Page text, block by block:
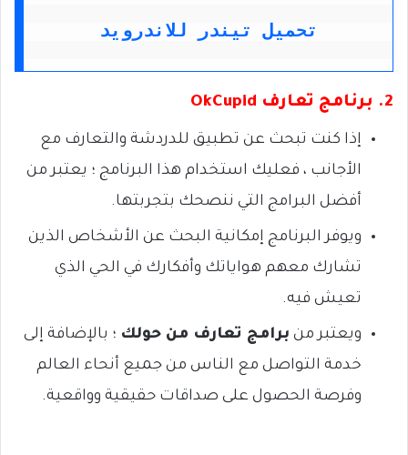
تحميل تيندر للاندرويد
2. برنامج تعارف OkCupid
إذا كنت تبحث عن تطبيق للدردشة والتعارف مع
الأجانب ، فعليك استخدام هذا البرنامج ؛ يعتبر من
أفضل البرامج التي ننصحك بتجربتها.
ويوفر البرنامج إمكانية البحث عن الأشخاص الذين
تشارك معهم هواياتك وأفكارك في الحي الذي
تعيش فيه.
ويعتبر من برامج تعارف من حولك ؛ بالإضافة إلى
خدمة التواصل مع الناس من جميع أنحاء العالم
وفرصة الحصول على صداقات حقيقية وواقعية.